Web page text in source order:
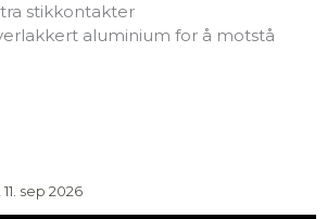
stikkontakter
aluminium for å motstå
11. sep 2026